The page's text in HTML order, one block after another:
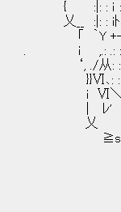
{ :|: : ｉ
乂__ :|: : i
「 ｀Y
. ｉ ,.: .:
‘, ./
}}Ⅵ
i Ⅵ＼
| ﾚ' ヽ
乂 ‘, 个
≧s｡. }从
≧s｡.＼
「ヽ
i {ﾑ
/i {